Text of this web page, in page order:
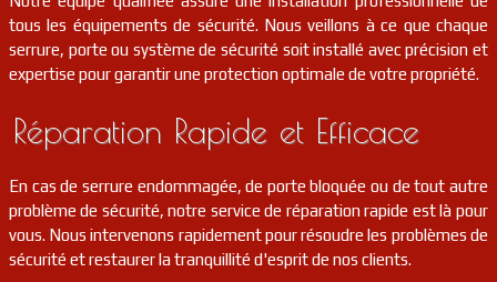
serrurier 91 Arpajon FR 91290
91 Ballancourt-sur-essonne 91610
serrurier 91 Orsay FR 91400
serrurier 91 Monnerville FR 91930
serrurier 91 Saint-hilaire FR
tous les équipements de sécurité. Nous veillons à ce que chaque
serrure, porte ou système de sécurité soit installé avec précision et
expertise pour garantir une protection optimale de votre propriété.
Réparation Rapide et Efficace
En cas de serrure endommagée, de porte bloquée ou de tout autre
problème de sécurité, notre service de réparation rapide est là pour
vous. Nous intervenons rapidement pour résoudre les problèmes de
sécurité et restaurer la tranquillité d'esprit de nos clients.